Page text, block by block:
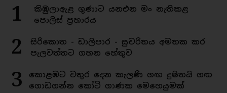
1
කිඹුලාඇළ ගුණාට යනඑන මං නැතිකළ
පොලිස් ප්‍රහාරය
2
සිරිකොත - ඩාලිපාර - සුචරිතය අමතක කර
පැලවත්තට ගහන හේතුව
3
කොළඹට වතුර දෙන කැලණි ගඟ දුෂිතයි ගඟ
ගොඩගන්න කෝටි ගාණක මෙහෙයුමක්